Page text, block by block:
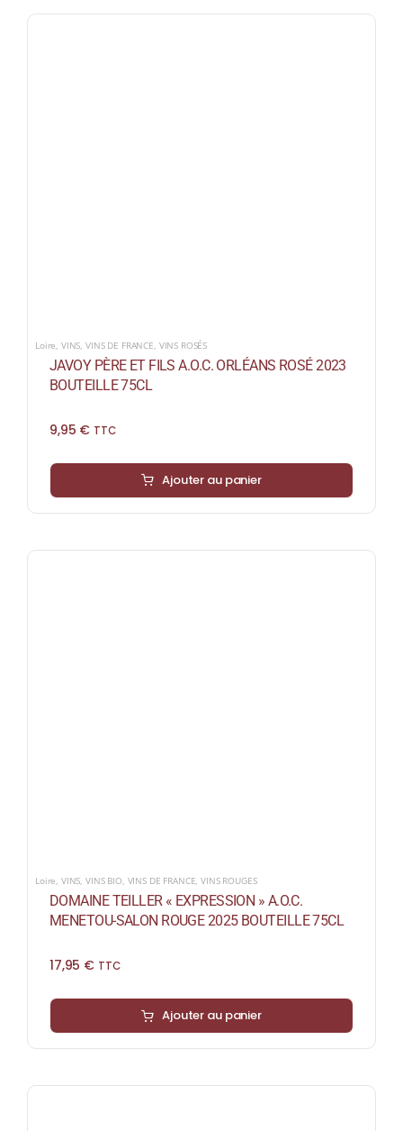
Loire VINS ,VINS DE FRANCE VINS ROSÉS
JAVOY PÈRE ET FILS A.O.C. ORLÉANS ROSÉ 2023
BOUTEILLE 75CL
9,95 € TTC
Ajouter au panier
Loire, VINS,VINS BIO, VINS DE FRANCE,VINS ROUGES
DOMAINE TEILLER « EXPRESSION » A.O.C.
MENETOU-SALON ROUGE 2025 BOUTEILLE 75CL
17,95 € TTC
Ajouter au panier